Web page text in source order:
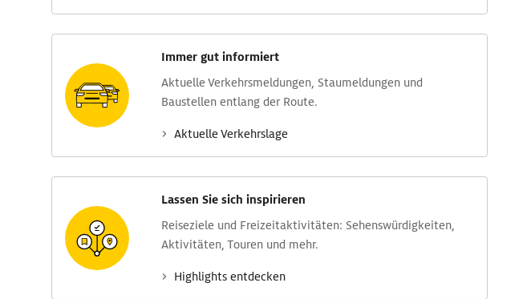
Immer gut informiert
Aktuelle Verkehrs­meldungen, Stau­meldungen und
Baustellen entlang der Route.
Aktuelle Verkehrs­lage
Lassen Sie sich inspirieren
Reise­ziele und Freizeit­aktivitäten: Sehens­würdig­keiten,
Aktivitäten, Touren und mehr.
Highlights entdecken